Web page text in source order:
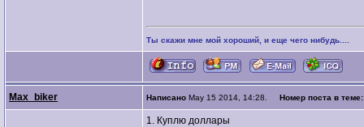
Ты скажи мне мой хороший, и еще чего нибудь....
Max_biker Написано May 15 2014, 14:28. Номер поста в
1. Куплю доллары